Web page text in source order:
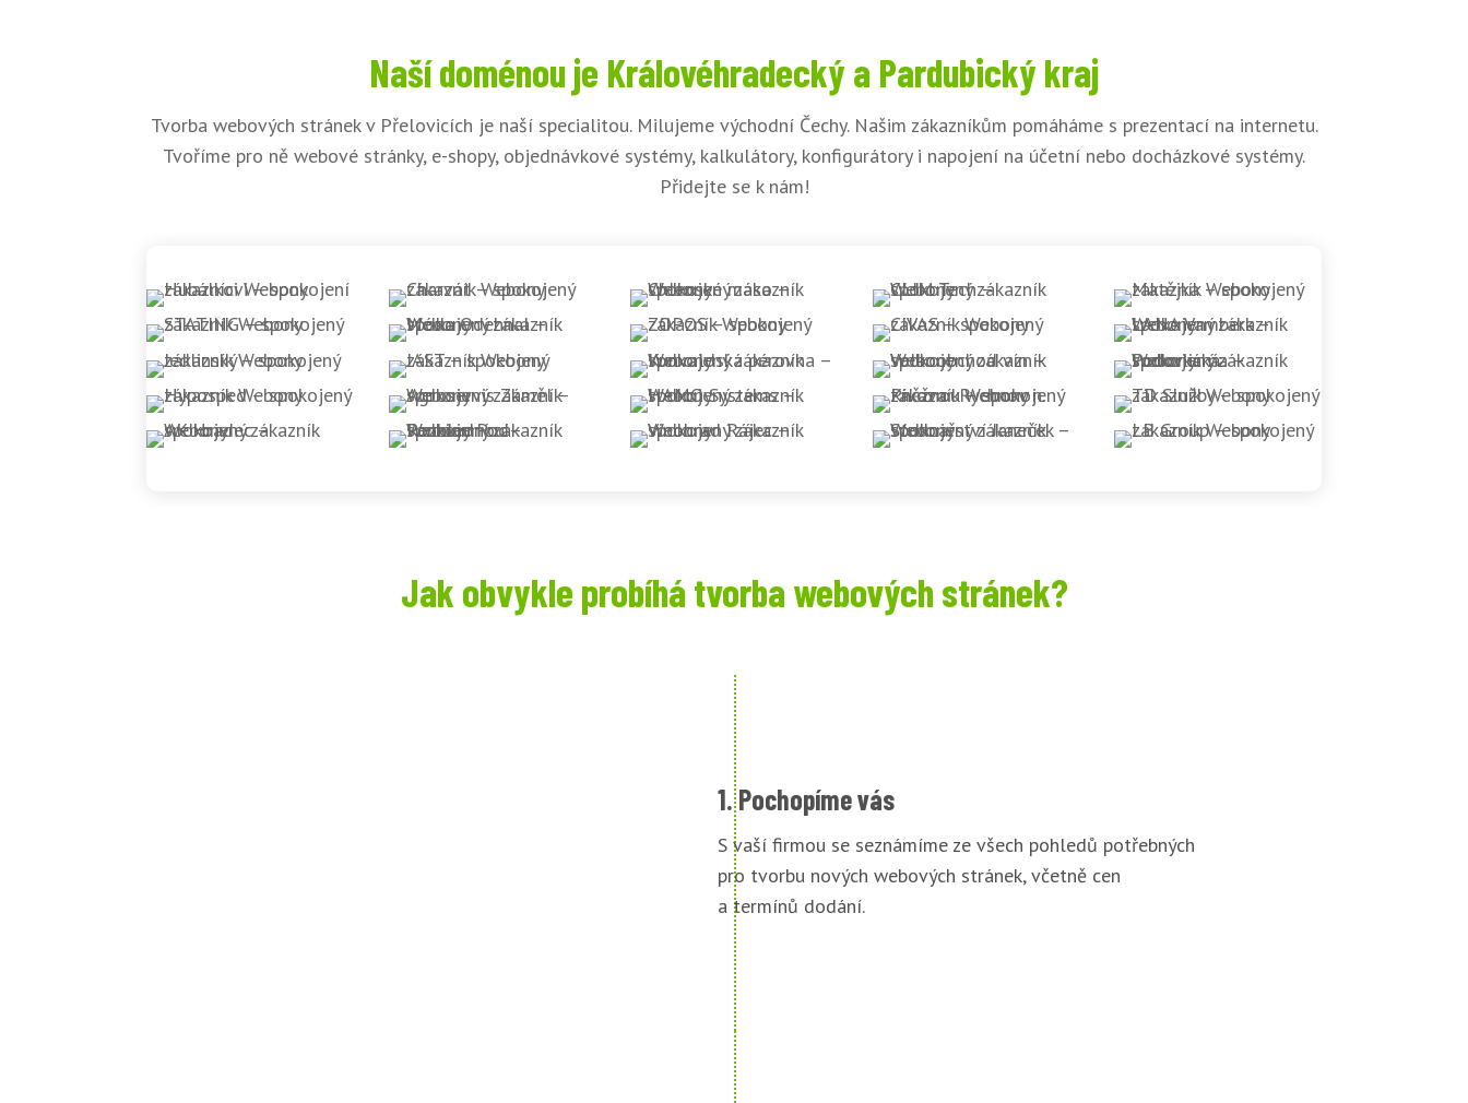
Naší doménou je Královéhradecký a Pardubický kraj
Tvorba webových stránek v Přelovicích je naší specialitou. Milujeme východní Čechy. Našim zákazníkům pomáháme s prezentací na internetu.
Tvoříme pro ně webové stránky, e-shopy, objednávkové systémy, kalkulátory, konfigurátory i napojení na účetní nebo docházkové systémy.
Přidejte se k nám!
Jak obvykle probíhá tvorba webových stránek?
1. Pochopíme vás
S vaší firmou se seznámíme ze všech pohledů potřebných
pro tvorbu nových webových stránek, včetně cen
a termínů dodání.